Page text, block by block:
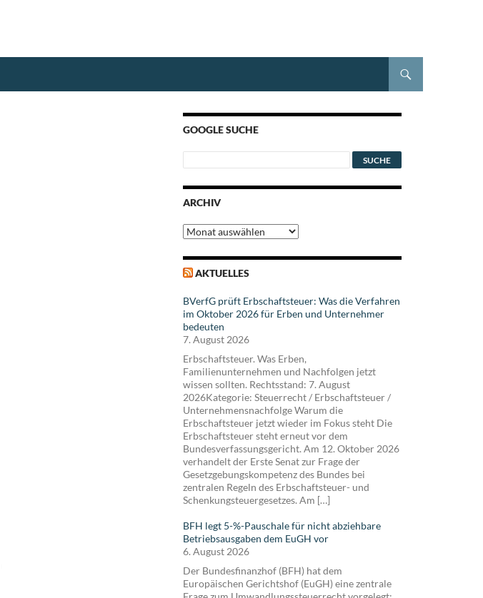
GOOGLE SUCHE
ARCHIV
Archiv
AKTUELLES
BVerfG prüft Erbschaftsteuer: Was die Verfahren
im Oktober 2026 für Erben und Unternehmer
bedeuten
7. August 2026
Erbschaftsteuer. Was Erben,
Familienunternehmen und Nachfolgen jetzt
wissen sollten. Rechtsstand: 7. August
2026Kategorie: Steuerrecht / Erbschaftsteuer /
Unternehmensnachfolge Warum die
Erbschaftsteuer jetzt wieder im Fokus steht Die
Erbschaftsteuer steht erneut vor dem
Bundesverfassungsgericht. Am 12. Oktober 2026
verhandelt der Erste Senat zur Frage der
Gesetzgebungskompetenz des Bundes bei
zentralen Regeln des Erbschaftsteuer- und
Schenkungsteuergesetzes. Am […]
BFH legt 5-%-Pauschale für nicht abziehbare
Betriebsausgaben dem EuGH vor
6. August 2026
Der Bundesfinanzhof (BFH) hat dem
Europäischen Gerichtshof (EuGH) eine zentrale